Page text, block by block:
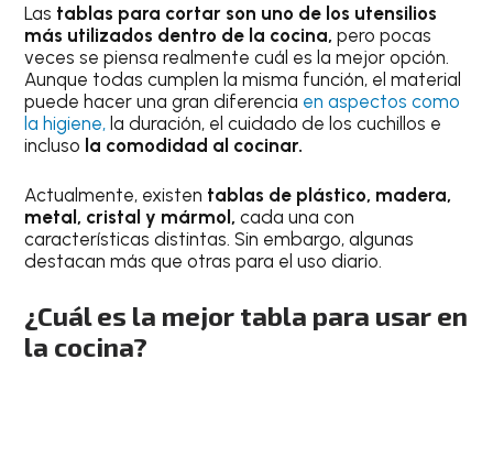
Las tablas para cortar son uno de los utensilios
más utilizados dentro de la cocina,pero pocas
veces se piensa realmente cuál es la mejor opción.
Aunque todas cumplen la misma función, el material
puede hacer una gran diferencia en aspectos como
la higiene, la duración, el cuidado de los cuchillos e
incluso la comodidad al cocinar.
Actualmente, existen tablas de plástico, madera,
metal, cristal y mármol, cada una con
características distintas. Sin embargo, algunas
destacan más que otras para el uso diario.
¿Cuál es la mejor tabla para usar en
la cocina?